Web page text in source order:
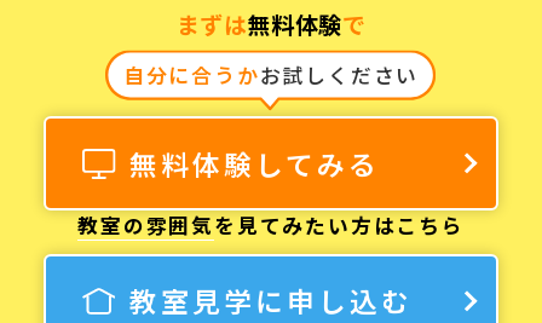
まずは無料体験で
自分に合うかお試しください
無料体験してみる
教室の雰囲気を見てみたい方はこちら
教室見学に申し込む